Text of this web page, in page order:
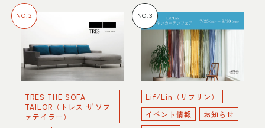
NO.2
TRES THE SOFA
TAILOR（トレス ザ ソフ
ァテイラー）
NO.3
Lif/Lin（リフリン）
イベント情報
お知らせ